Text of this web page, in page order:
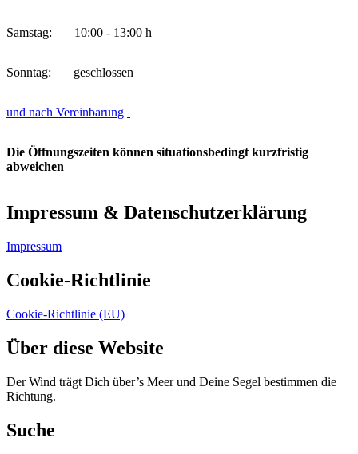
Samstag: 10:00 - 13:00 h
Sonntag: geschlossen
und nach Vereinbarung
Die Öffnungszeiten können situationsbedingt kurzfristig
abweichen
Impressum & Datenschutzerklärung
Impressum
Cookie-Richtlinie
Cookie-Richtlinie (EU)
Über diese Website
Der Wind trägt Dich über’s Meer und Deine Segel bestimmen die
Richtung.
Suche